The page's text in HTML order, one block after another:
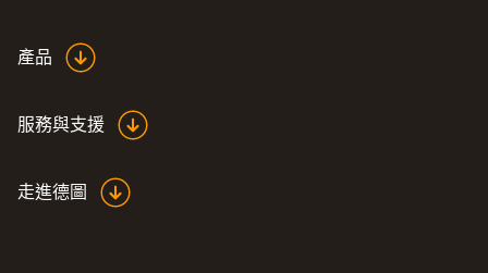
產品
服務與支援
走進德圖